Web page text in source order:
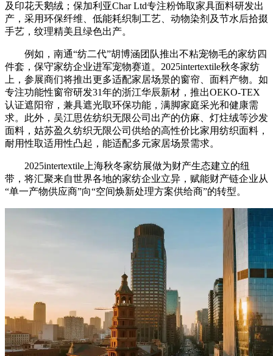
及印花天鹅绒；保加利亚Char Ltd专注粉饰取家具面料研发出
产，采用环保纤维、低能耗织制工艺、动物染剂及节水后拾掇
手艺，纹理精美且绿色出产。
例如，南通“纺二代”胡博涵团队推出不粘宠物毛的家纺四
件套，保守家纺企业进军宠物赛道。2025intertextile秋冬家纺
上，参展商们将推出更多适配家居场景的窗帘、面料产物。如
专注功能性窗帘研发31年的浙江华辰新材，推出OEKO-TEX
认证遮阳帘，兼具遮光取环保功能，满脚家庭采光和健康需
求。此外，吴江思佐纺织无限公司出产的仿麻、灯炷绒等沙发
面料，姑苏盈久纺织无限公司供给的高性价比家用纺织面料，
耐用性取适用性凸起，能适配多元家居场景需求。
2025intertextile上海秋冬家纺展做为财产生态建立的纽
带，将汇聚来自世界各地的家纺企业立异，赋能财产链企业从
“单一产物供应商”向“空间焕新处理方案供给商”的转型。